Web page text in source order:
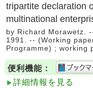
tripartite declaration
multinational
by Richard Morawetz.
1991. -- (Working
Programme) ; working
便利機能：
詳細情報を見る